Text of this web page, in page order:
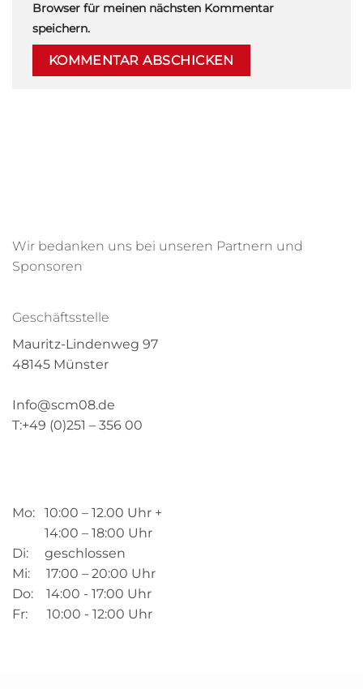
Browser für meinen nächsten Kommentar
speichern.
Wir bedanken uns bei unseren Partnern und
Sponsoren
Geschäftsstelle
Mauritz-Lindenweg 97
48145 Münster
Info@scm08.de
T:+49 (0)251 – 356 00
Mo: 10:00 – 12.00 Uhr +
14:00 – 18:00 Uhr
Di: geschlossen
Mi: 17:00 – 20:00 Uhr
Do: 14:00 - 17:00 Uhr
Fr: 10:00 - 12:00 Uhr